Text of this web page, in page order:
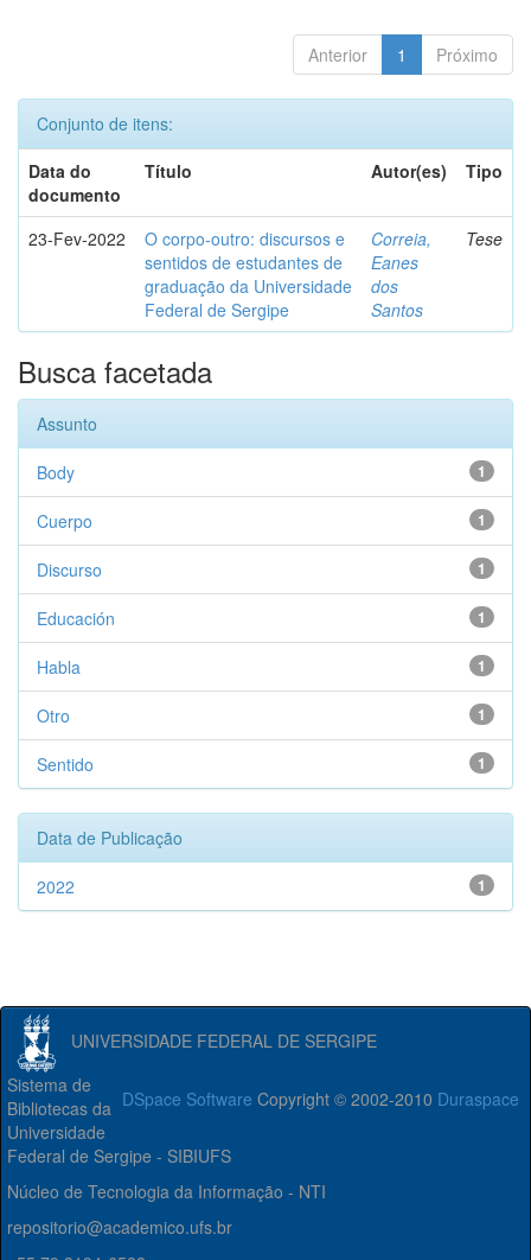
Anterior 1 Próximo
Conjunto de itens:
Data do
documento
Título Autor(es) Tipo
23-Fev-2022
O corpo-outro: discursos e
sentidos de estudantes de
graduação da Universidade
Federal de Sergipe
Correia,
Eanes
dos
Santos
Tese
Busca facetada
Assunto
1
Body
1
Cuerpo
1
Discurso
1
Educación
1
Habla
1
Otro
1
Sentido
Data de Publicação
1
2022
UNIVERSIDADE FEDERAL DE SERGIPE
DSpace Software Copyright © 2002-2010 Duraspace
Sistema de
Bibliotecas da
Universidade
Federal de Sergipe - SIBIUFS
Núcleo de Tecnologia da Informação - NTI
repositorio@academico.ufs.br